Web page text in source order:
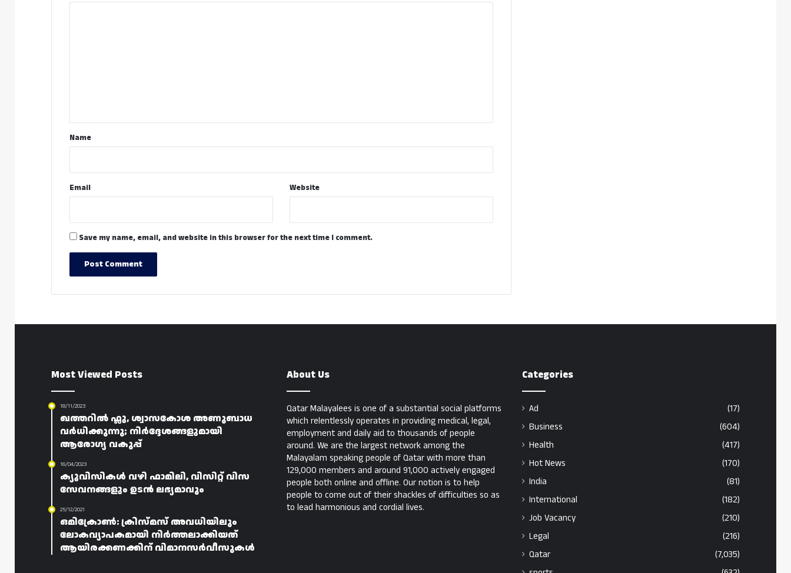
*Name
Email Website
Save my name, email, and website in this browser for the next time I comment.
Most Viewed Posts
18/11/2023
ഖത്തറിൽ ഫ്ലൂ, ശ്വാസകോശ അണുബാധ
വർധിക്കുന്നു; നിർദ്ദേശങ്ങളുമായി
ആരോഗ്യ വകുപ്പ്
16/04/2023
ക്യൂവിസികൾ വഴി ഫാമിലി, വിസിറ്റ് വിസ
സേവനങ്ങളും ഉടൻ ലഭ്യമാവും
25/12/2021
ഒമിക്രോൺ: ക്രിസ്മസ് അവധിയിലും
ലോകവ്യാപകമായി നിർത്തലാക്കിയത്
ആയിരക്കണക്കിന് വിമാനസർവീസുകൾ
About Us
Qatar Malayalees is one of a substantial social platforms
which relentlessly operates in providing medical, legal,
employment and daily aid to thousands of people
around. We are the largest network among the
Malayalam speaking people of Qatar with more than
129,000 members and around 91,000 actively engaged
people both online and offline. Our notion is to help
people to come out of their shackles of difficulties so as
to lead harmonious and cordial lives.
Categories
Ad
(17)
Business
(604)
Health
(417)
Hot News
(170)
India
(81)
International
(182)
Job Vacancy
(210)
Legal
(216)
Qatar
(7,035)